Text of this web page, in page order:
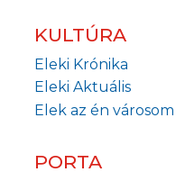
KULTÚRA
Eleki Krónika
Eleki Aktuális
Elek az én városom
PORTA